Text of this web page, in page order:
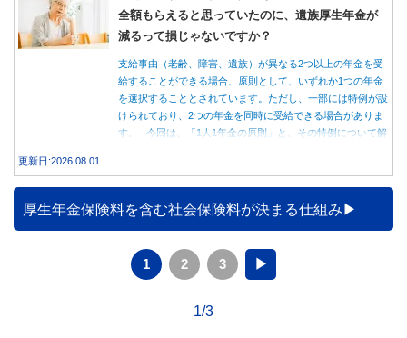
全額もらえると思っていたのに、遺族厚生年金が
減るって損じゃないですか？
支給事由（老齢、障害、遺族）が異なる2つ以上の年金を受
給することができる場合、原則として、いずれか1つの年金
を選択することとされています。ただし、一部には特例が設
けられており、2つの年金を同時に受給できる場合がありま
す。 今回は、「1人1年金の原則」と、その特例について解
更新日:2026.08.01
厚生年金保険料を含む社会保険料が決まる仕組み
1 2 3 ▶
1/3